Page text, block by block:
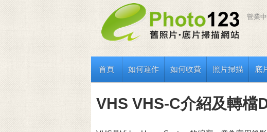
營業中
首頁 如何運作 如何收費 照片掃描 底
VHS VHS-C介紹及轉檔